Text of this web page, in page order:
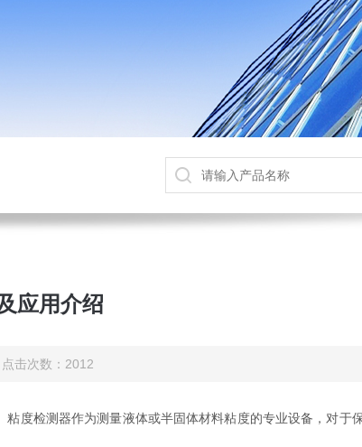
应用介绍
击次数：2012
检测器作为测量液体或半固体材料粘度的专业设备，对于